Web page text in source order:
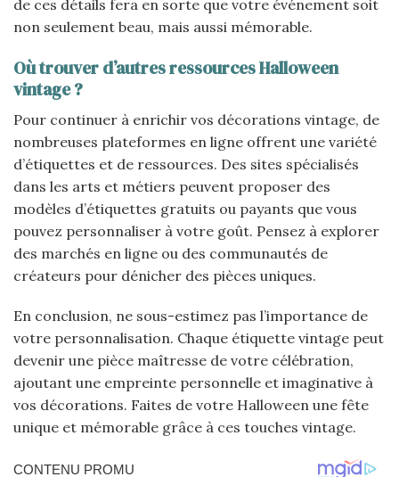
de ces détails fera en sorte que votre événement soit
non seulement beau, mais aussi mémorable.
Où trouver d’autres ressources Halloween
vintage ?
Pour continuer à enrichir vos décorations vintage, de
nombreuses plateformes en ligne offrent une variété
d’étiquettes et de ressources. Des sites spécialisés
dans les arts et métiers peuvent proposer des
modèles d’étiquettes gratuits ou payants que vous
pouvez personnaliser à votre goût. Pensez à explorer
des marchés en ligne ou des communautés de
créateurs pour dénicher des pièces uniques.
En conclusion, ne sous-estimez pas l’importance de
votre personnalisation. Chaque étiquette vintage peut
devenir une pièce maîtresse de votre célébration,
ajoutant une empreinte personnelle et imaginative à
vos décorations. Faites de votre Halloween une fête
unique et mémorable grâce à ces touches vintage.